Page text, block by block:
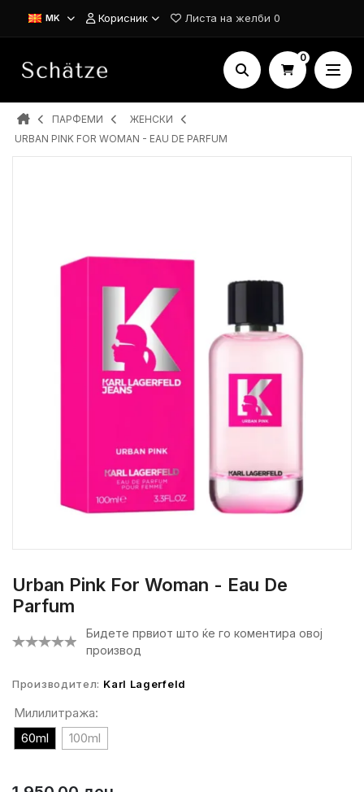
MK Корисник Листа на желби 0
0
ПАРФЕМИ
ЖЕНСКИ
URBAN PINK FOR WOMAN - EAU DE PARFUM
Urban Pink For Woman - Eau De
Parfum
Бидете првиот што ќе го коментира овој
производ
Производител: Karl Lagerfeld
Милилитража:
60ml
100ml